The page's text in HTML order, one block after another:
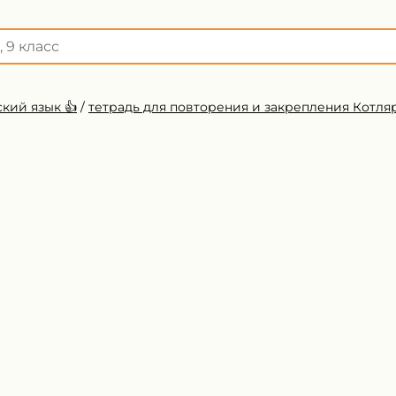
язык 👍 / тетрадь для повторения и закрепления